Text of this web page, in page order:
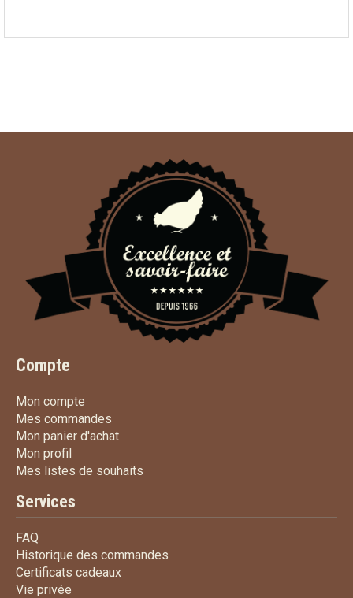
Compte
Mon compte
Mes commandes
Mon panier d'achatMon panier d'achat
Mon profil
Mes listes de souhaits
Services
FAQ
Historique des commandes
Certificats cadeauxCertificats cadeaux
Vie privée